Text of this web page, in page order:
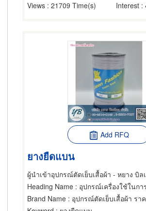
Views : 21709 Time(s) Interest :
Add RFQ
ยางยืดแบน
ผู้นำเข้าอุปกรณ์ตัดเย็บเสื้อผ้า - หยาง บิล
Heading Name : อุปกรณ์เครื่องใช้ในการผลิตเสื้อผ้า,ช่างตัดเสื้อผ้า,วัสดุและอุปกรณ์สำหรับเสื้อผ้า,ขายปลีกกระดุม,ขายส่งและผู้ผลิตกระดุม,ซิป,ขายส่งและผู้ผลิตด้าย ไหม ไ
Brand Name : อุปกรณ์ตัดเย็บเสื้อผ้า ราคาถูก ขายส่ง